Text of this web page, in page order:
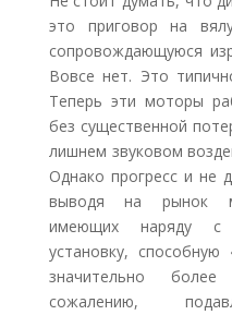
это приговор на
сопровождающуюся
Вовсе нет. Это
Теперь эти моторы
без существенной
лишнем звуковом
Однако прогресс и не
выводя на рынок
имеющих наряду с
установку, способную
значительно
сожалению,